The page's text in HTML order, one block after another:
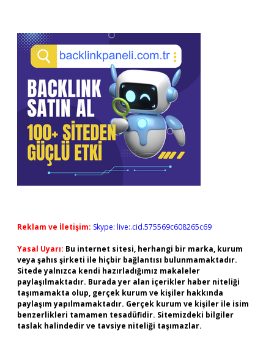
Reklam ve İletişim: Skype: live:.cid.575569c608265c69
Yasal Uyarı: Bu internet sitesi, herhangi bir marka, kurum
veya şahıs şirketi ile hiçbir bağlantısı bulunmamaktadır.
Sitede yalnızca kendi hazırladığımız makaleler
paylaşılmaktadır. Burada yer alan içerikler haber niteliği
taşımamakta olup, gerçek kurum ve kişiler hakkında
paylaşım yapılmamaktadır. Gerçek kurum ve kişiler ile isim
benzerlikleri tamamen tesadüfidir. Sitemizdeki bilgiler
taslak halindedir ve tavsiye niteliği taşımazlar.